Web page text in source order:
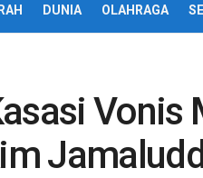
DUNIA OLAHRAGA
Vonis